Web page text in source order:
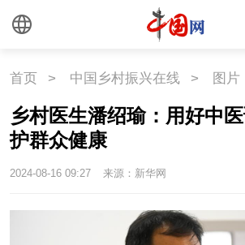
中国关键词
文化
文化 文创
时尚
首页 > 中国乡村振兴在线 > 图片
乡村医生潘绍瑜：用好中
护群众健康
2024-08-16 09:27 来源：新华网